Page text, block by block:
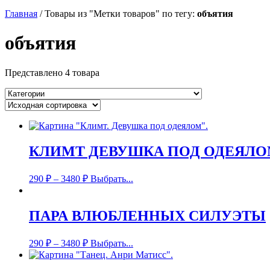
Главная /Товары из "Метки товаров" по тегу: объятия
объятия
Представлено 4 товара
КЛИМТ ДЕВУШКА ПОД
290 ₽ – 3480 ₽ Выбрать...
ПАРА ВЛЮБЛЕННЫХ СИЛУЭТЫ
290 ₽ – 3480 ₽ Выбрать...